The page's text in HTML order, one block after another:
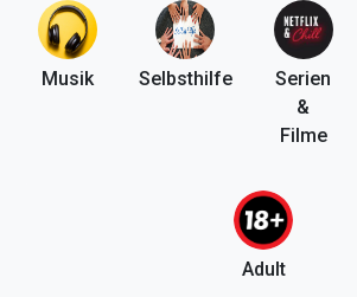
Musik Selbsthilfe
Serien
&
Filme
Adult